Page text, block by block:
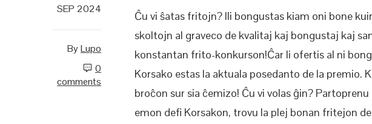
SEP 2024
ByLupo
0
comments
Ĉu vi ŝatas fritojn? Ili bongustas kiam oni bone
skoltojn al graveco de kvalitaj kaj bongustaj kaj
konstantan frito-konkurson!Ĉar li ofertis al ni
Korsako estas la aktuala posedanto de la premio.
broĉon sur sia ĉemizo! Ĉu vi volas ĝin?
emon defi Korsakon, trovu la plej bonan fritejon